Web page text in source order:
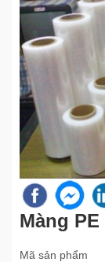
Màng
Mã sản phẩm